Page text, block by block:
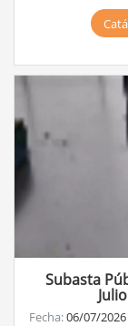
Subasta
Fecha:06/07/2026